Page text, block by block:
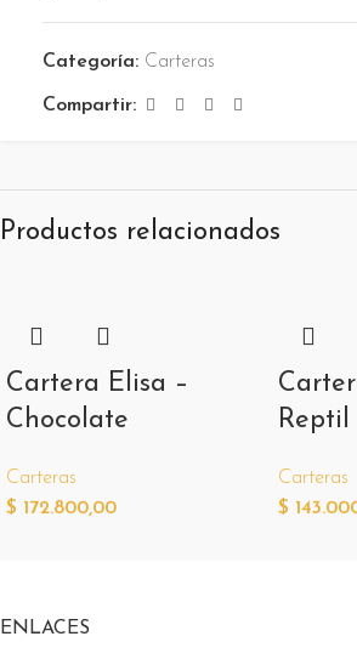
Categoría: Carteras
Compartir:
Productos relacionados
Cartera Elisa –
Chocolate
Carteras
$ 172.800,00
Reptil
Carteras
$
ENLACES